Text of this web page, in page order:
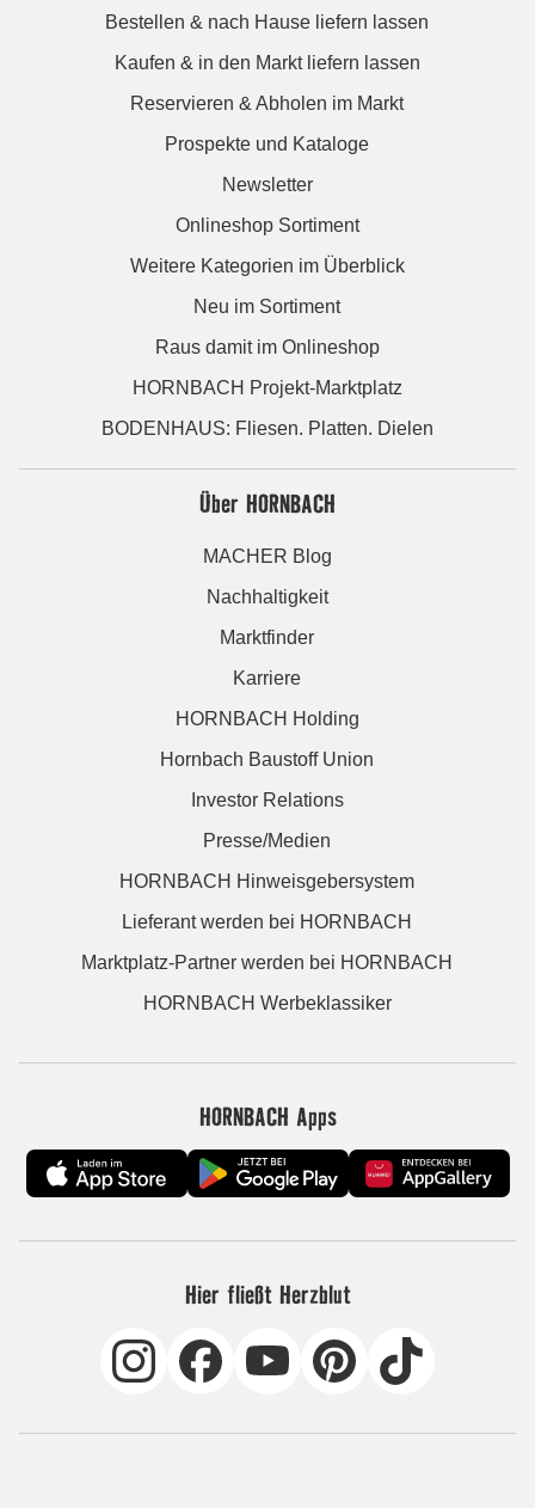
Bestellen & nach Hause liefern lassen
Kaufen & in den Markt liefern lassen
Reservieren & Abholen im Markt
Prospekte und Kataloge
Newsletter
Onlineshop Sortiment
Weitere Kategorien im Überblick
Neu im Sortiment
Raus damit im Onlineshop
HORNBACH Projekt-Marktplatz
BODENHAUS: Fliesen. Platten. Dielen
Über HORNBACH
MACHER Blog
Nachhaltigkeit
Marktfinder
Karriere
HORNBACH Holding
Hornbach Baustoff Union
Investor Relations
Presse/Medien
HORNBACH Hinweisgebersystem
Lieferant werden bei HORNBACH
Marktplatz-Partner werden bei HORNBACH
HORNBACH Werbeklassiker
HORNBACH Apps
Hier fließt Herzblut